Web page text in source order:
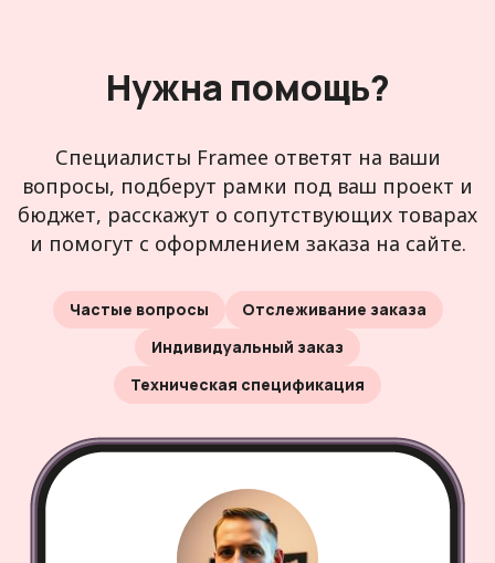
Нужна помощь?
Специалисты Framee ответят на ваши
вопросы, подберут рамки под ваш проект и
бюджет, расскажут о сопутствующих товарах
и помогут с оформлением заказа на сайте.
Частые вопросы
Отслеживание заказа
Индивидуальный заказ
Техническая спецификация